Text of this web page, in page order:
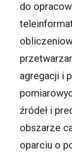
do
agregacji i
źródeł i
obszarze
oparciu o